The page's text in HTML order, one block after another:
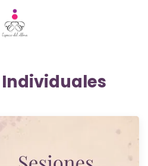
Individuales